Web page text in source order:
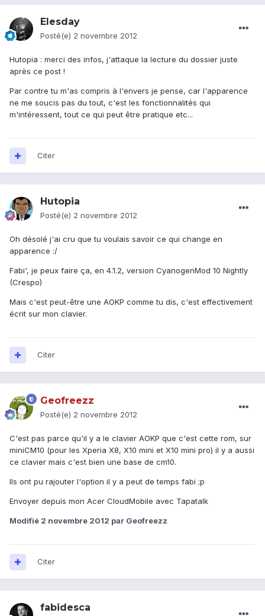
Elesday
Posté(e) 2 novembre 2012
Hutopia : merci des infos, j'attaque la lecture du dossier juste
après ce post !
Par contre tu m'as compris à l'envers je pense, car l'apparence
ne me soucis pas du tout, c'est les fonctionnalités qui
m'intéressent, tout ce qui peut être pratique etc...
Citer
Hutopia
Posté(e) 2 novembre 2012
Oh désolé j'ai cru que tu voulais savoir ce qui change en
apparence :/
Fabi', je peux faire ça, en 4.1.2, version CyanogenMod 10 Nightly
(Crespo)
Mais c'est peut-être une AOKP comme tu dis, c'est effectivement
écrit sur mon clavier.
Citer
Geofreezz
Posté(e) 2 novembre 2012
C'est pas parce qu'il y a le clavier AOKP que c'est cette rom, sur
miniCM10 (pour les Xperia X8, X10 mini et X10 mini pro) il y a aussi
ce clavier mais c'est bien une base de cm10.
Ils ont pu rajouter l'option il y a peut de temps fabi ;p
Envoyer depuis mon Acer CloudMobile avec Tapatalk
Modifié 2 novembre 2012 par Geofreezz
Citer
fabidesca